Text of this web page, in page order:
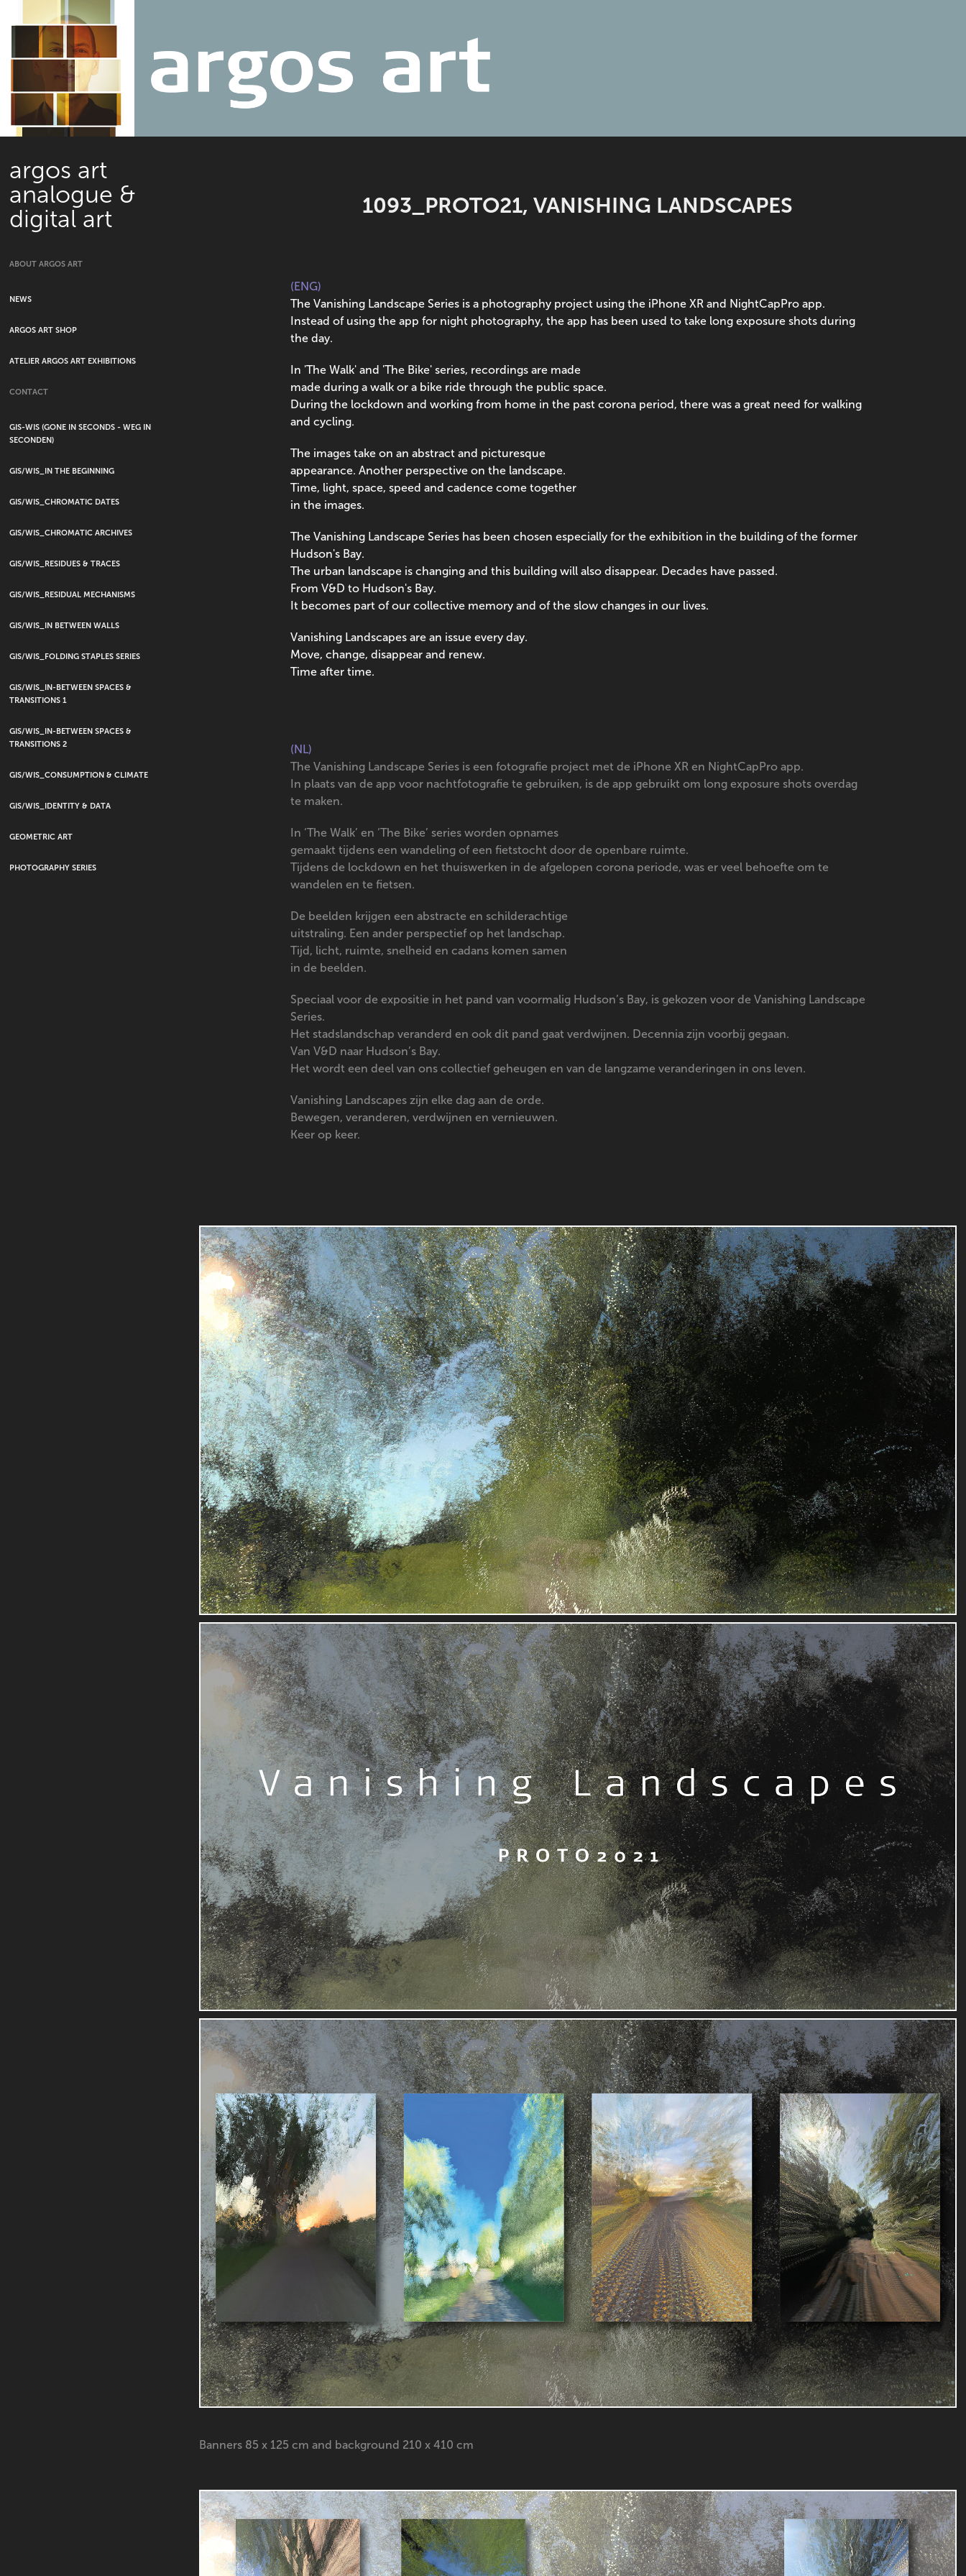
argos art
analogue &
digital art
ABOUT ARGOS ART
NEWS
ARGOS ART SHOP
ATELIER ARGOS ART EXHIBITIONS
CONTACT
GIS-WIS (GONE IN SECONDS - WEG IN
SECONDEN)
GIS/WIS_IN THE BEGINNING
GIS/WIS_CHROMATIC DATES
GIS/WIS_CHROMATIC ARCHIVES
GIS/WIS_RESIDUES & TRACES
GIS/WIS_RESIDUAL MECHANISMS
GIS/WIS_IN BETWEEN WALLS
GIS/WIS_FOLDING STAPLES SERIES
GIS/WIS_IN-BETWEEN SPACES &
TRANSITIONS 1
GIS/WIS_IN-BETWEEN SPACES &
TRANSITIONS 2
GIS/WIS_CONSUMPTION & CLIMATE
GIS/WIS_IDENTITY & DATA
GEOMETRIC ART
PHOTOGRAPHY SERIES
1093_PROTO21, VANISHING LANDSCAPES
(ENG)
The Vanishing Landscape Series is a photography project using the iPhone XR and NightCapPro app.
Instead of using the app for night photography, the app has been used to take long exposure shots during
the day.
In 'The Walk' and 'The Bike' series, recordings are made
made during a walk or a bike ride through the public space.
During the lockdown and working from home in the past corona period, there was a great need for walking
and cycling.
The images take on an abstract and picturesque
appearance. Another perspective on the landscape.
Time, light, space, speed and cadence come together
in the images.
The Vanishing Landscape Series has been chosen especially for the exhibition in the building of the former
Hudson's Bay.
The urban landscape is changing and this building will also disappear. Decades have passed.
From V&D to Hudson's Bay.
It becomes part of our collective memory and of the slow changes in our lives.
Vanishing Landscapes are an issue every day.
Move, change, disappear and renew.
Time after time.
(NL)
The Vanishing Landscape Series is een fotografie project met de iPhone XR en NightCapPro app.
In plaats van de app voor nachtfotografie te gebruiken, is de app gebruikt om long exposure shots overdag
te maken.
In ‘The Walk’ en ‘The Bike’ series worden opnames
gemaakt tijdens een wandeling of een fietstocht door de openbare ruimte.
Tijdens de lockdown en het thuiswerken in de afgelopen corona periode, was er veel behoefte om te
wandelen en te fietsen.
De beelden krijgen een abstracte en schilderachtige
uitstraling. Een ander perspectief op het landschap.
Tijd, licht, ruimte, snelheid en cadans komen samen
in de beelden.
Speciaal voor de expositie in het pand van voormalig Hudson’s Bay, is gekozen voor de Vanishing Landscape
Series.
Het stadslandschap veranderd en ook dit pand gaat verdwijnen. Decennia zijn voorbij gegaan.
Van V&D naar Hudson’s Bay.
Het wordt een deel van ons collectief geheugen en van de langzame veranderingen in ons leven.
Vanishing Landscapes zijn elke dag aan de orde.
Bewegen, veranderen, verdwijnen en vernieuwen.
Keer op keer.
Banners 85 x 125 cm and background 210 x 410 cm